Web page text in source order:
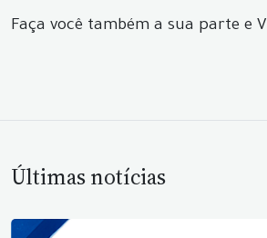
Faça você também a sua parte e
Últimas notícias